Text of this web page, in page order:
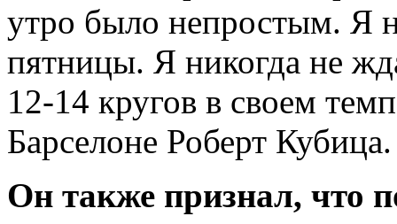
утро было непростым. Я
пятницы. Я никогда не
12-14 кругов в своем
Барселоне Роберт Кубица.
Он также признал, что